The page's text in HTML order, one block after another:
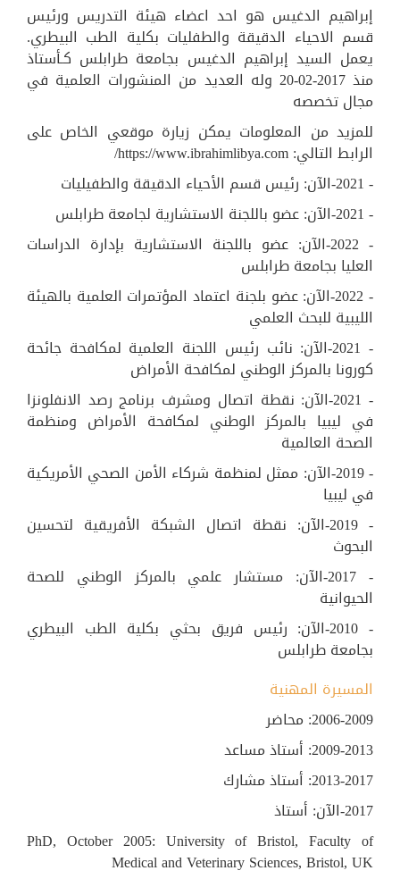
إبراهيم الدغيس هو احد اعضاء هيئة التدريس ورئيس
قسم الاحياء الدقيقة والطفليات بكلية الطب البيطري.
يعمل السيد إبراهيم الدغيس بجامعة طرابلس كـأستاذ
منذ 2017-02-20 وله العديد من المنشورات العلمية في
مجال تخصصه
للمزيد من المعلومات يمكن زيارة موقعي الخاص على
الرابط التالي: https://www.ibrahimlibya.com/
- 2021-الآن: رئيس قسم الأحياء الدقيقة والطفيليات
- 2021-الآن: عضو باللجنة الاستشارية لجامعة طرابلس
- 2022-الآن: عضو باللجنة الاستشارية بإدارة الدراسات
العليا بجامعة طرابلس
- 2022-الآن: عضو بلجنة اعتماد المؤتمرات العلمية بالهيئة
الليبية للبحث العلمي
- 2021-الآن: نائب رئيس اللجنة العلمية لمكافحة جائحة
كورونا بالمركز الوطني لمكافحة الأمراض
- 2021-الآن: نقطة اتصال ومشرف برنامج رصد الانفلونزا
في ليبيا بالمركز الوطني لمكافحة الأمراض ومنظمة
الصحة العالمية
- 2019-الآن: ممثل لمنظمة شركاء الأمن الصحي الأمريكية
في ليبيا
- 2019-الآن: نقطة اتصال الشبكة الأفريقية لتحسين
البحوث
- 2017-الآن: مستشار علمي بالمركز الوطني للصحة
الحيوانية
- 2010-الآن: رئيس فريق بحثي بكلية الطب البيطري
بجامعة طرابلس
المسيرة المهنية
2006-2009: محاضر
2009-2013: أستاذ مساعد
2013-2017: أستاذ مشارك
2017-الآن: أستاذ
PhD, October 2005: University of Bristol, Faculty of
Medical and Veterinary Sciences, Bristol, UK